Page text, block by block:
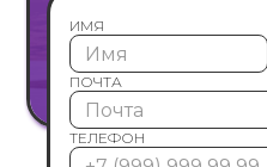
ИМЯ
ПОЧТА
ТЕЛЕФОН